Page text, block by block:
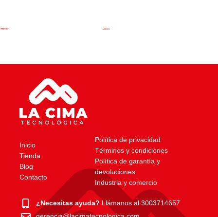
Inicio
Tienda
Blog
Contacto
Política de privacidad
Términos y condiciones
Política de garantía y
devoluciones
Industria y comercio
¿Necesitas ayuda? Llámanos al 3003714657